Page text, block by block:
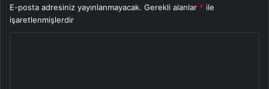
E-posta adresiniz yayınlanmayacak. Gerekli alanlar * ile
işaretlenmişlerdir